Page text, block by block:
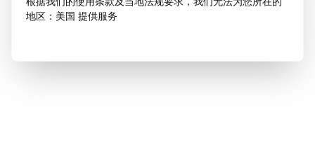
地区：美国 提供服务